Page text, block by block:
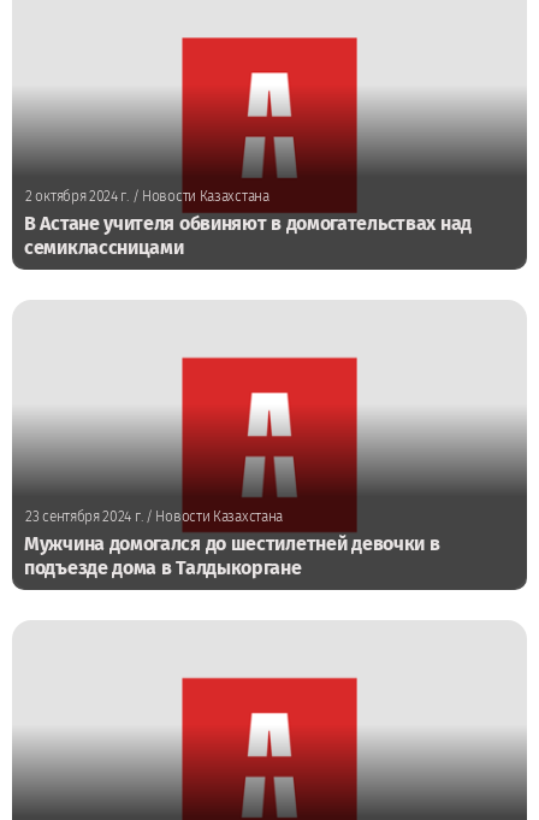
2 октября 2024 г./ Новости Казахстана
В Астане учителя обвиняют в домогательствах над
семиклассницами
23 сентября 2024 г./ Новости Казахстана
Мужчина домогался до шестилетней девочки в
подъезде дома в Талдыкоргане